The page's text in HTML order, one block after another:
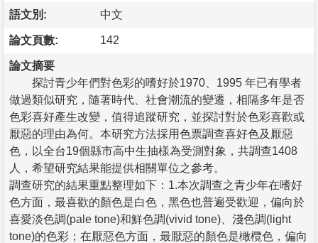
語文別: 中文
論文頁數: 142
論文摘要
探討青少年們對色彩的嗜好於1970、1995 年已有學者
做過類似研究，隨著時代、社會潮流的變遷，相隔多年是否
色彩喜好產生改變，值得追蹤研究，並探討對於色彩喜歡或
厭惡的理由為何。本研究方法採用色票調查喜好色及厭惡
色，以全台19個縣市高中生抽樣為受測對象，共調查1408
人，希望研究結果能提供相關單位之參考。
調查研究的結果重點整理如下：1.本次調查之青少年在嗜好
色方面，最喜歡的顏色是白色，黑色也普遍受歡迎，偏向於
喜愛淡色調(pale tone)和鮮色調(vivid tone)、淺色調(light
tone)的色彩；在厭惡色方面，最厭惡的顏色是橄欖色，偏向